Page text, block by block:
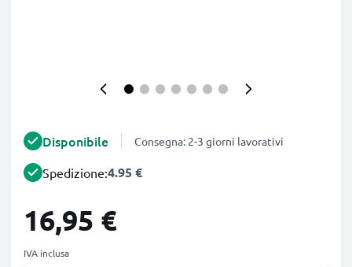
Disponibile Consegna: 2-3 giorni lavorativi
Spedizione:4.95 €
16,95 €
IVA inclusa